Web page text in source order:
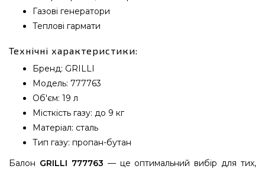
Газові генератори
Теплові гармати
Технічні характеристики:
Бренд: GRILLI
Модель: 777763
Об'єм: 19 л
Місткість газу: до 9 кг
Матеріал: сталь
Тип газу: пропан-бутан
Балон GRILLI 777763 — це оптимальний вибір для тих,